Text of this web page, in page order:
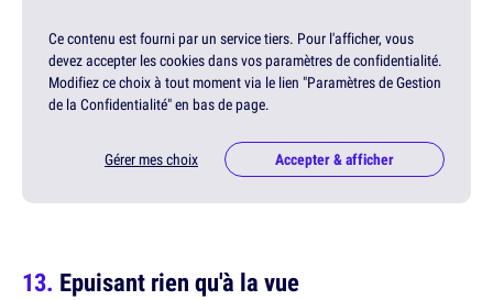
Ce contenu est fourni par un service tiers. Pour l'afficher, vous
devez accepter les cookies dans vos paramètres de confidentialité.
Modifiez ce choix à tout moment via le lien "Paramètres de Gestion
de la Confidentialité" en bas de page.
Gérer mes choix Accepter & afficher
Epuisant rien qu'à la vue